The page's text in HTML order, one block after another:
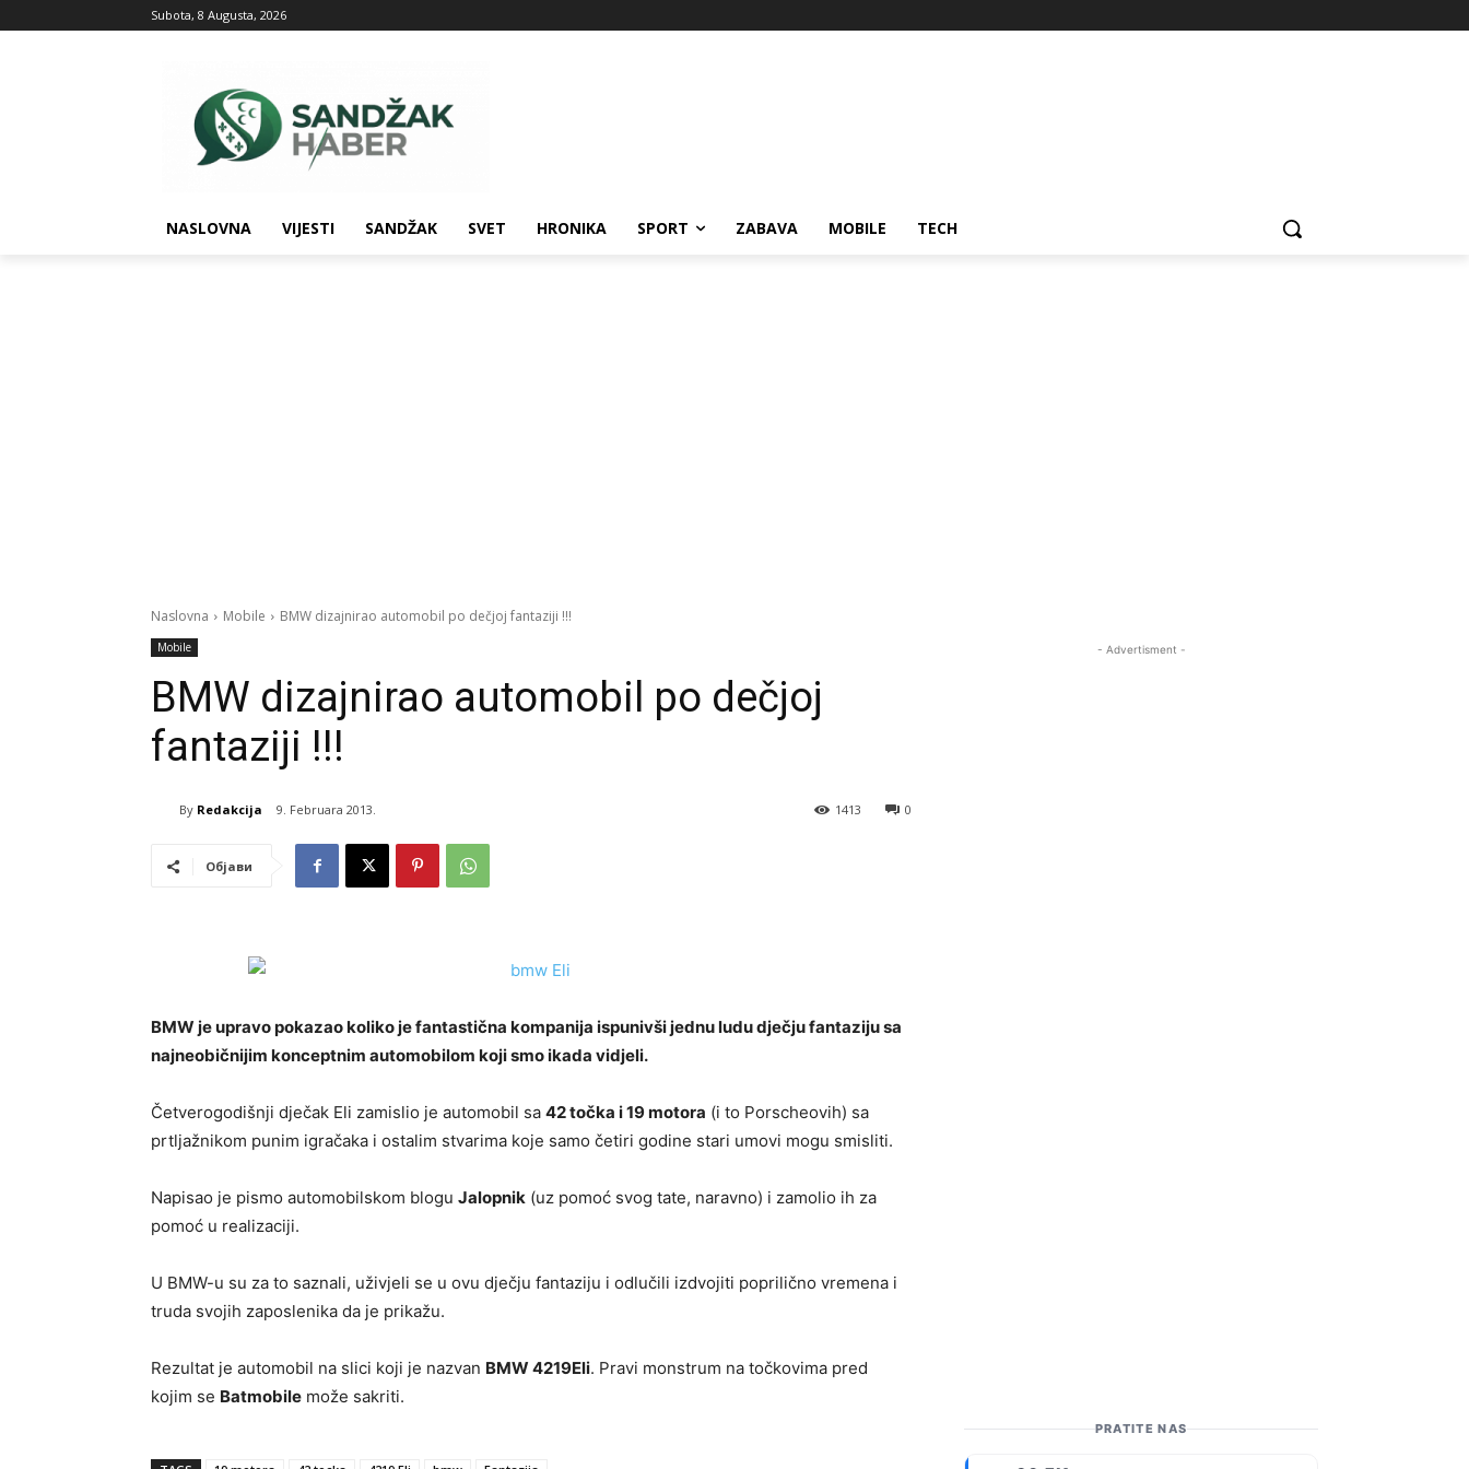
Subota, 8 Augusta, 2026
NASLOVNA VIJESTI SANDŽAK SVET HRONIKA SPORT ZABAVA MOBILE TECH
Naslovna Mobile BMW dizajnirao automobil po dečjoj fantaziji !!!
Mobile
BMW dizajnirao automobil po dečjoj
fantaziji !!!
By Redakcija 9. Februara 2013. 0
1413
Објави
BMW je upravo pokazao koliko je fantastična kompanija ispunivši jednu ludu dječju fantaziju sa
najneobičnijim konceptnim automobilom koji smo ikada vidjeli.
Četverogodišnji dječak Eli zamislio je automobil sa 42 točka i 19 motora (i to Porscheovih) sa
prtljažnikom punim igračaka i ostalim stvarima koje samo četiri godine stari umovi mogu smisliti.
Napisao je pismo automobilskom blogu Jalopnik (uz pomoć svog tate, naravno) i zamolio ih za
pomoć u realizaciji.
U BMW-u su za to saznali, uživjeli se u ovu dječju fantaziju i odlučili izdvojiti poprilično vremena i
truda svojih zaposlenika da je prikažu.
Rezultat je automobil na slici koji je nazvan BMW 4219Eli. Pravi monstrum na točkovima pred
kojim se Batmobile može sakriti.
- Advertisment -
PRATITE NAS